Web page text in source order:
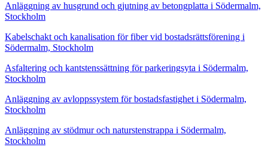
Anläggning av husgrund och gjutning av betongplatta i Södermalm,
Stockholm
Kabelschakt och kanalisation för fiber vid bostadsrättsförening i
Södermalm, Stockholm
Asfaltering och kantstenssättning för parkeringsyta i Södermalm,
Stockholm
Anläggning av avloppssystem för bostadsfastighet i Södermalm,
Stockholm
Anläggning av stödmur och naturstenstrappa i Södermalm,
Stockholm